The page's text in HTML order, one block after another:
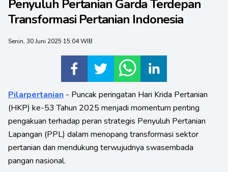
Penyuluh Pertanian Garda Terdepan
Transformasi Pertanian Indonesia
Senin, 30 Juni 2025 15:04 WIB
Pilarpertanian - Puncak peringatan Hari Krida Pertanian
(HKP) ke-53 Tahun 2025 menjadi momentum penting
pengakuan terhadap peran strategis Penyuluh Pertanian
Lapangan (PPL) dalam menopang transformasi sektor
pertanian dan mendukung terwujudnya swasembada
pangan nasional.